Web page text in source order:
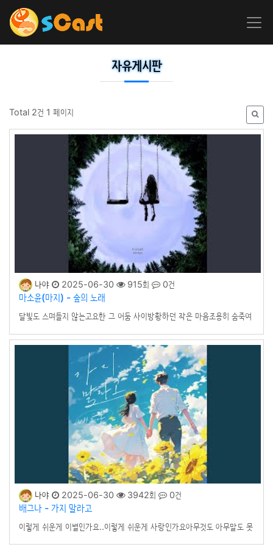
자유게시판
Total 2건 1 페이지
나야 2025-06-30 915회 0건
마소윤(마지) - 숲의 노래
달빛도 스며들지 않는고요한 그 어둠 사이방황하던 작은 마음조용히 숨죽여
외로이 남겨진 숲 이곳에나를 감싸줄 나의 노래흩어지는 바람결 사이스치는
낯선 숲길 따라무심코 바라본 곳에서잊고 있던 나를 만나네보이지 않는 미
래어쩌면 헛된 꿈일까깊어지는 밤길 잃은 맘 하나외로이 남겨진 숲 이곳에나
를 감싸줄 나의 노래지워지지 않는 이 잔상흐릿해진 작은 숨결이 길의 끝에
다다르면나는 어디쯤일까깊어지는 밤길 잃은 맘 하나외로이 남겨진 숲 이곳
나야 2025-06-30 3942회 0건
배그나 - 가지 말라고
이렇게 쉬운게 이별인가요..이렇게 쉬운게 사랑인가요아무것도 아무말도 못
하고..바보처럼 얼어붙었죠가지마라 가지마라 말했죠..하염없이 하염없이